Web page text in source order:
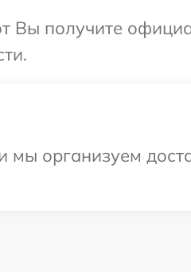
Вы получите
организуем